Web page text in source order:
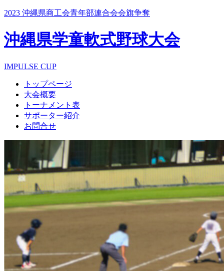
2023 沖縄県商工会青年部連合会会旗争奪
沖縄県学童軟式野球大会
IMPULSE CUP
トップページ
大会概要
トーナメント表
サポーター紹介
お問合せ